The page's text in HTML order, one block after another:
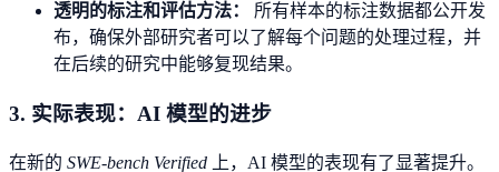
透明的标注和评估方法：
所有样本的标注数据都公开发
布，确保外部研究者可以了解每个问题的处理过程，并
在后续的研究中能够复现结果。
3. 实际表现：AI 模型的进步
在新的 SWE-bench Verified 上，AI 模型的表现有了显著提升。